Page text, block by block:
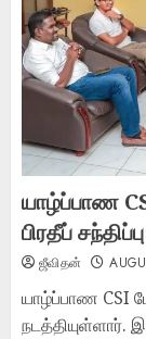
யாழ்ப்பாண
பிரதீப் சந்திப்பு
ஜீவிதன்
யாழ்ப்பாண CSI
நடத்தியுள்ளார்.